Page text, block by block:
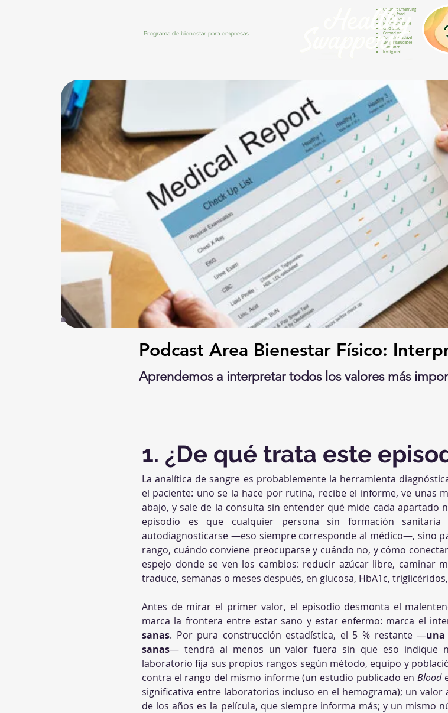
Programa de bienestar para empresas
Gesunde Ernährung
Healthy food
Comida sana
Nourriture saine
Cibo sano
Gezond voedsel
Comida saudável
Menjar saludable
Sunn mat
Nyttig mat
Podcast Area Bienestar Físico:
Aprendemos a interpretar todos los valores más
1. ¿De qué trata este
La analítica de sangre es probablemente la herramienta
el paciente: uno se la hace por rutina, recibe el informe, ve unas
abajo, y sale de la consulta sin entender qué mide cada apartado
episodio es que cualquier persona sin formación
autodiagnosticarse —eso siempre corresponde al médico—, sino
rango, cuándo conviene preocuparse y cuándo no, y cómo
espejo donde se ven los cambios: reducir azúcar libre, caminar
traduce, semanas o meses después, en glucosa, HbA1c,
Antes de mirar el primer valor, el episodio desmonta el
marca la frontera entre estar sano y estar enfermo: marca el
sanas. Por pura construcción estadística, el 5 % restante —una
sanas— tendrá al menos un valor fuera sin que eso indique
laboratorio fija sus propios rangos según método, equipo y
contra el rango del mismo informe (un estudio publicado en Blood
significativa entre laboratorios incluso en el hemograma); un
de los años es la película, que siempre informa más; y un mismo